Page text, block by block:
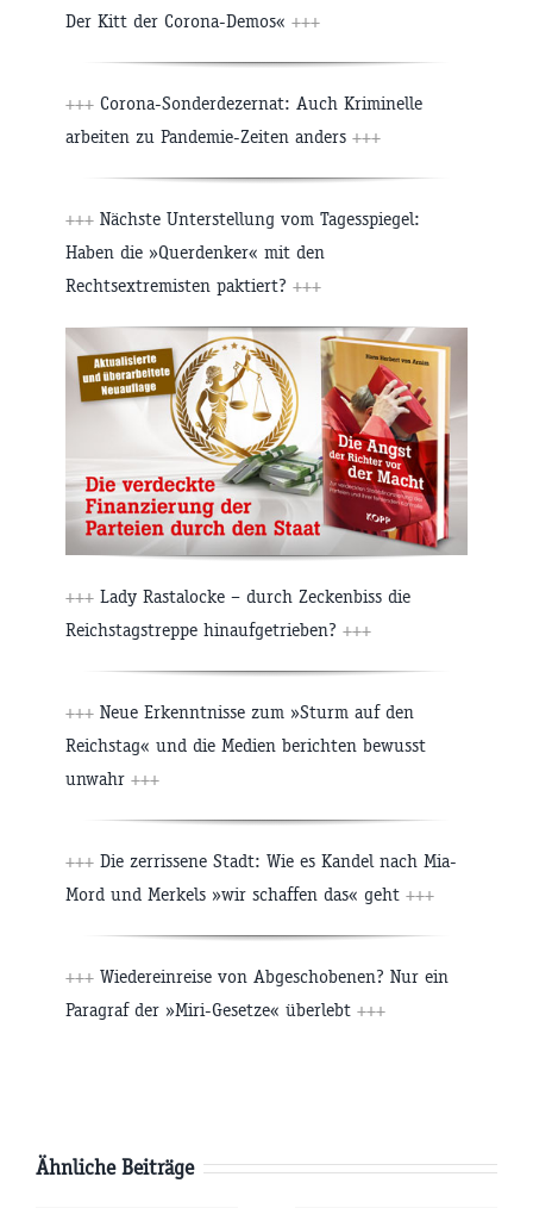
Der Kitt der Corona-Demos« +++
+++ Corona-Sonderdezernat: Auch Kriminelle
arbeiten zu Pandemie-Zeiten anders +++
+++ Nächste Unterstellung vom Tagesspiegel:
Haben die »Querdenker« mit den
Rechtsextremisten paktiert? +++
+++ Lady Rastalocke – durch Zeckenbiss die
Reichstagstreppe hinaufgetrieben? +++
+++ Neue Erkenntnisse zum »Sturm auf den
Reichstag« und die Medien berichten bewusst
unwahr +++
+++ Die zerrissene Stadt: Wie es Kandel nach Mia-
Mord und Merkels »wir schaffen das« geht +++
+++ Wiedereinreise von Abgeschobenen? Nur ein
Paragraf der »Miri-Gesetze« überlebt +++
Ähnliche Beiträge